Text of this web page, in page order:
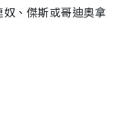
、傑斯或哥迪奧拿